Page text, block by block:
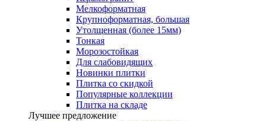
Мелкоформатная
Крупноформатная, большая
Утолщенная (более 15мм)
Тонкая
Морозостойкая
Для слабовидящих
Новинки плитки
Плитка со скидкой
Популярные коллекции
Плитка на складе
Лучшее предложение